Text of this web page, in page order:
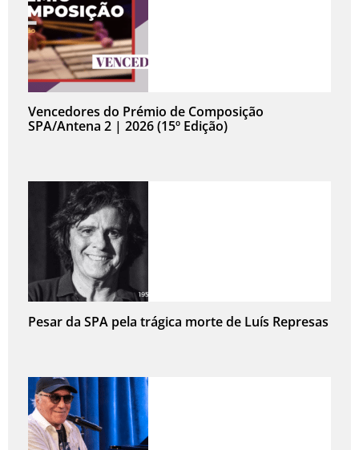
Vencedores do Prémio de Composição
SPA/Antena 2 | 2026 (15º Edição)
Pesar da SPA pela trágica morte de Luís Represas